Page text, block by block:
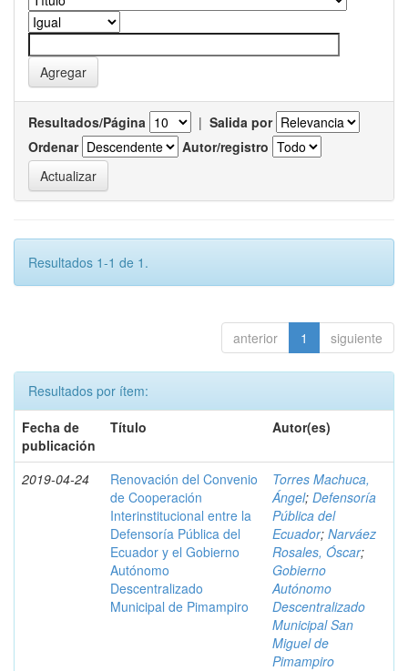
Resultados/Página | Salida por
Ordenar
Autor/registro
Resultados 1-1 de 1.
anterior 1 siguiente
Resultados por ítem:
Fecha de
publicación
Título Autor(es)
2019-04-24
Renovación del Convenio
de Cooperación
Interinstitucional entre la
Defensoría Pública del
Ecuador y el Gobierno
Autónomo
Descentralizado
Municipal de Pimampiro
Torres Machuca,
Ángel; Defensoría
Pública del
Ecuador; Narváez
Rosales, Óscar;
Gobierno
Autónomo
Descentralizado
Municipal San
Miguel de
Pimampiro